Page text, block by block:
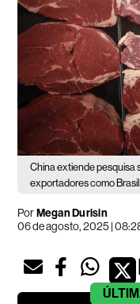
China extiende pesquisa
exportadores como
PorMegan Durisin
06 de agosto, 2025 |